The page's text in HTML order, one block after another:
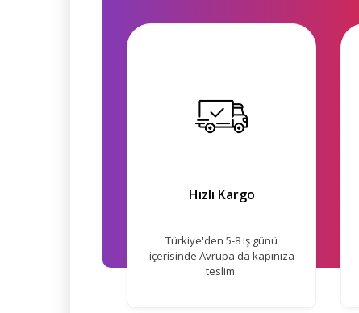
Hızlı Kargo
Türkiye'den 5-8 iş günü
içerisinde Avrupa'da kapınıza
teslim.